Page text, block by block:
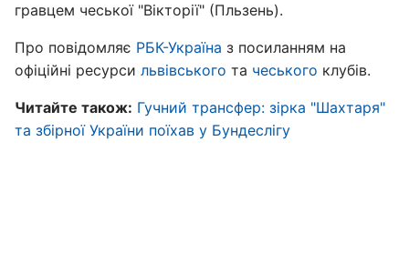
гравцем чеської "Вікторії" (Пльзень).
Про повідомляє РБК-Україна з посиланням на
офіційні ресурси львівського та чеського клубів.
Читайте також: Гучний трансфер: зірка "Шахтаря"
та збірної України поїхав у Бундеслігу